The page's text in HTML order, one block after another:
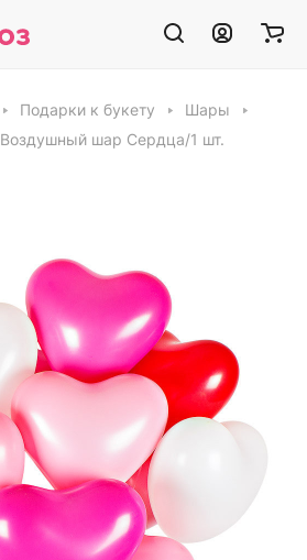
Подарки к букету
Шары
Воздушный шар Сердца/1 шт.